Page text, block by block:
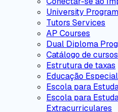
University Program
Tutors Services
AP Courses
Dual Diploma
Catálogo de cursos
Estrutura de taxas
Educação Especial
Escola para
Escola para
Extracurriculares